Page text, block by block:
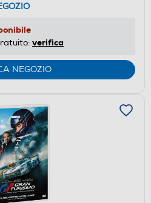
verifica
NEGOZIO